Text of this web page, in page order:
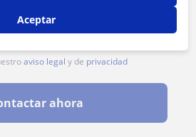
aviso legal y de privacidad
ahora
Aceptar